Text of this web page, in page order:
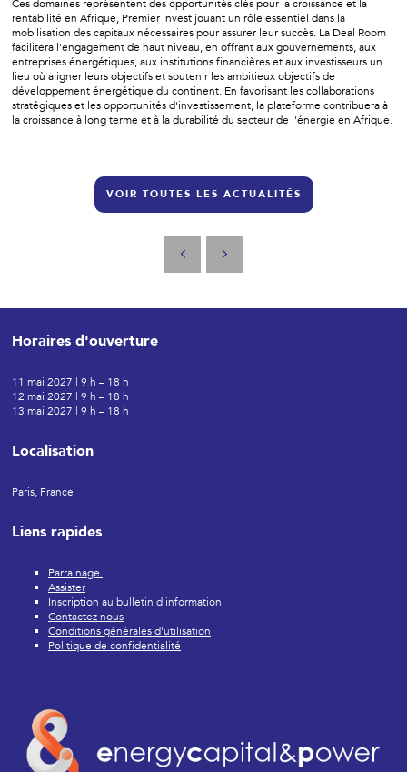
Ces domaines représentent des opportunités clés pour la croissance et la
rentabilité en Afrique, Premier Invest jouant un rôle essentiel dans la
mobilisation des capitaux nécessaires pour assurer leur succès. La Deal Room
facilitera l'engagement de haut niveau, en offrant aux gouvernements, aux
entreprises énergétiques, aux institutions financières et aux investisseurs un
lieu où aligner leurs objectifs et soutenir les ambitieux objectifs de
développement énergétique du continent. En favorisant les collaborations
stratégiques et les opportunités d'investissement, la plateforme contribuera à
la croissance à long terme et à la durabilité du secteur de l'énergie en Afrique.
VOIR TOUTES LES ACTUALITÉS
Horaires d'ouverture
11 mai 2027 | 9 h – 18 h
12 mai 2027 | 9 h – 18 h
13 mai 2027 | 9 h – 18 h
Localisation
Paris, France
Liens rapides
Parrainage
Assister
Inscription au bulletin d'information
Contactez nous
Conditions générales d'utilisation
Politique de confidentialité